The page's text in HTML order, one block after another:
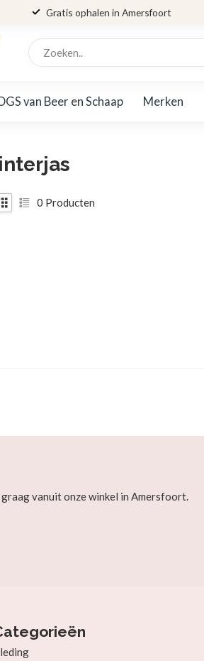
Gratis ophalen in Amersfoort
van Beer en Schaap Merken
0 Producten
vanuit onze winkel in Amersfoort.